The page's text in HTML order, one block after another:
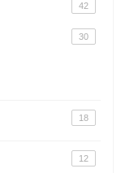
42
30
18
12